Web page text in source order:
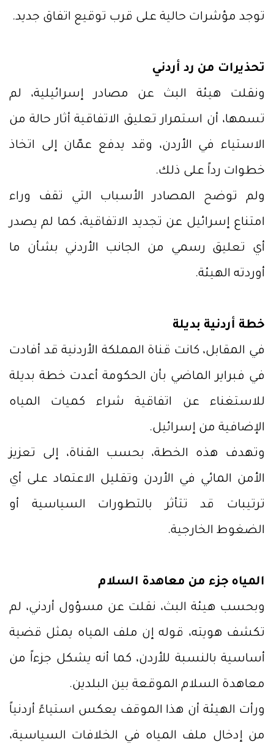
توجد مؤشرات حالية على قرب توقيع اتفاق جديد.
تحذيرات من رد أردني
ونقلت هيئة البث عن مصادر إسرائيلية، لم
تسمها، أن استمرار تعليق الاتفاقية أثار حالة من
الاستياء في الأردن، وقد يدفع عمّان إلى اتخاذ
خطوات رداً على ذلك.
ولم توضح المصادر الأسباب التي تقف وراء
امتناع إسرائيل عن تجديد الاتفاقية، كما لم يصدر
أي تعليق رسمي من الجانب الأردني بشأن ما
أوردته الهيئة.
خطة أردنية بديلة
في المقابل، كانت قناة المملكة الأردنية قد أفادت
في فبراير الماضي بأن الحكومة أعدت خطة بديلة
للاستغناء عن اتفاقية شراء كميات المياه
الإضافية من إسرائيل.
وتهدف هذه الخطة، بحسب القناة، إلى تعزيز
الأمن المائي في الأردن وتقليل الاعتماد على أي
ترتيبات قد تتأثر بالتطورات السياسية أو
الضغوط الخارجية.
المياه جزء من معاهدة السلام
وبحسب هيئة البث، نقلت عن مسؤول أردني، لم
تكشف هويته، قوله إن ملف المياه يمثل قضية
أساسية بالنسبة للأردن، كما أنه يشكل جزءاً من
معاهدة السلام الموقعة بين البلدين.
ورأت الهيئة أن هذا الموقف يعكس استياءً أردنياً
من إدخال ملف المياه في الخلافات السياسية،